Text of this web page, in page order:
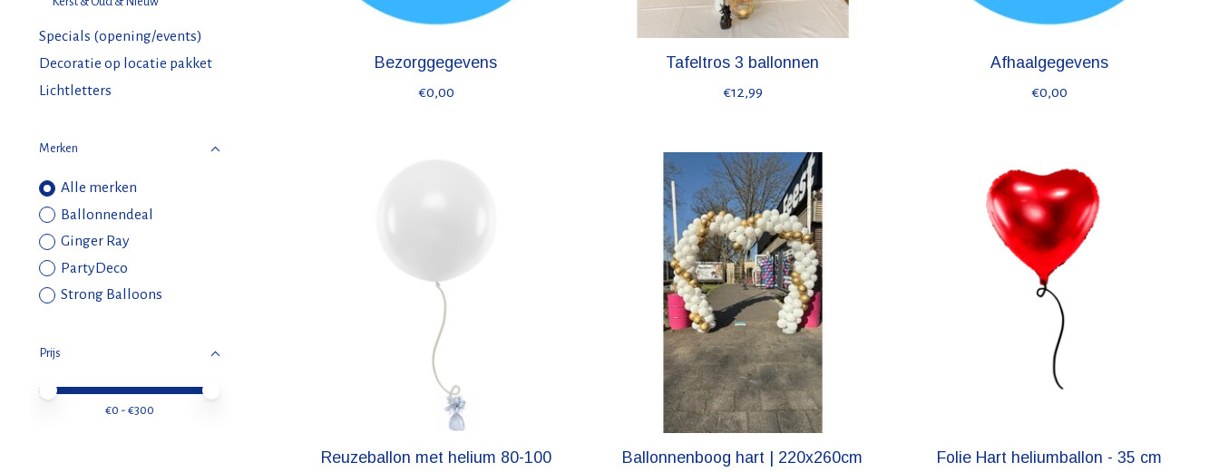
Specials (opening/events)
Decoratie op locatie pakket
Lichtletters
Merken
Alle merken
Ballonnendeal
Ginger Ray
PartyDeco
Strong Balloons
Prijs
Minimale prijswaarde
Price maximum value
€0 - €300
Bezorggegevens
€0,00
Tafeltros 3 ballonnen
€12,99
Afhaalgegevens
€0,00
Reuzeballon met helium 80-100
Ballonnenboog hart | 220x260cm Folie Hart heliumballon - 35 cm